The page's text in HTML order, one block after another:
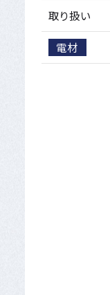
取り扱い
電材